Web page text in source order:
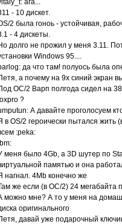
ага...
- 10 дискет.
2 была гоноь - устойчивая,
- 4 дискеты.
долго не прожил у меня 3.11.
Windows 95....
да что там! полуось была
а почему на 9х синий экран
ОС/2 Варп полгода сидел на
?
А давайте проголосуем
в OS/2 героически пытался жить
:peka:
меня было 4Gb, а 3D шутер по
памятью и она
нагнал. 4Mb конечно же
же если (в ОС/2) 24 мегабайта
можно мне? А то у меня на
оригинального
давай уже подарочный